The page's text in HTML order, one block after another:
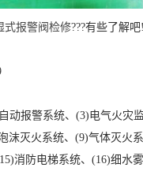
式报警阀检修???有些了解
报警系统、(3)电气火灾
灭火系统、(9)气体灭火
消防电梯系统、(16)细水